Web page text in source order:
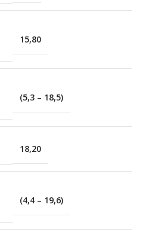
15,80
(5,3 – 18,5)
18,20
(4,4 – 19,6)